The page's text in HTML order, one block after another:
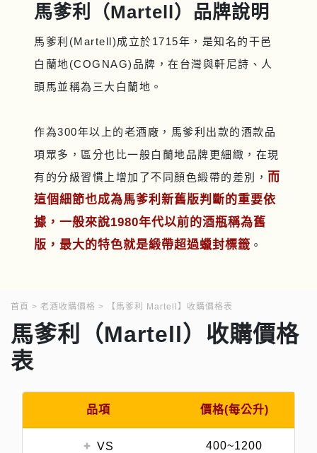
馬爹利（Martell）品牌說明
馬爹利(Martell)成立於1715年，是知名的干邑
白蘭地(COGNAG)品牌，在台灣與軒尼詩、人
頭馬並稱為三大白蘭地。
作為300年以上的老酒廠，馬爹利出款的酒款品
項眾多，區分也比一般白蘭地品牌更細緻，在現
有的分級習慣上增加了不同顏色緞帶的差別， 而
這個細節也成為馬爹利新舊版判斷的重要依
據，一般來說1980年代以前的酒瓶稱為舊
版，最大的特色就是緞帶超過蠟封標籤 。
首頁 老酒收購價格 【馬爹利 Martell】收購價格表
馬爹利（Martell）收購價格
表
品項 價格(每公升)
VS 400~1200